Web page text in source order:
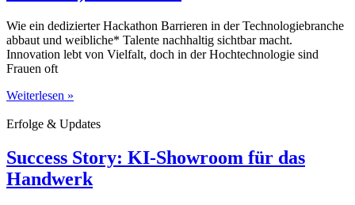
Wie ein dedizierter Hackathon Barrieren in der Technologiebranche
abbaut und weibliche* Talente nachhaltig sichtbar macht.
Innovation lebt von Vielfalt, doch in der Hochtechnologie sind
Frauen oft
Weiterlesen »
Erfolge & Updates
Success Story: KI-Showroom für das
Handwerk